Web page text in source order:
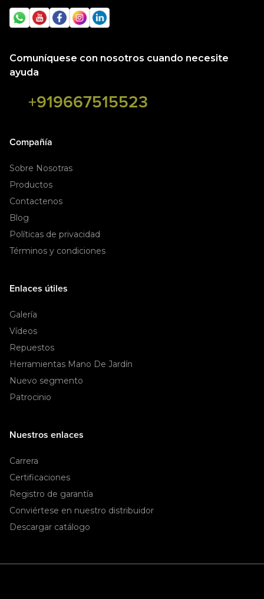
Comuníquese con nosotros cuando necesite
ayuda
+919667515523
Compañía
Sobre Nosotras
Productos
Contactenos
Blog
Políticas de privacidad
Términos y condiciones
Enlaces útiles
Galería
Vídeos
Repuestos
Herramientas Mano De Jardín
Nuevo segmento
Patrocinio
Nuestros enlaces
Carrera
Certificaciones
Registro de garantía
Conviértese en nuestro distribuidor
Descargar catálogo